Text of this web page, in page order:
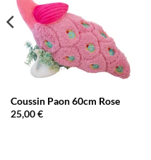
Coussin Paon 60cm Rose
25,00€